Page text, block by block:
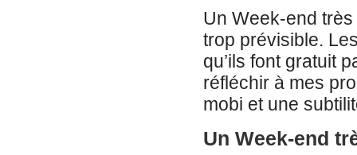
Un Week-end
trop prévisible.
qu’ils font gratuit
réfléchir à mes
mobi et une
Un Week-end